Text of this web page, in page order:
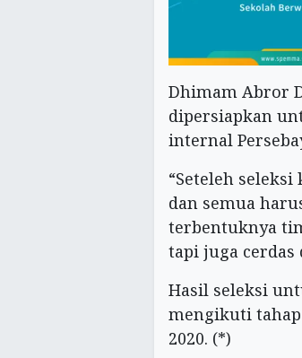
Dhimam Abror
dipersiapkan
internal
“Seteleh
dan semua
terbentuknya
tapi juga cerdas
Hasil seleksi
mengikuti tahap
2020. (*)